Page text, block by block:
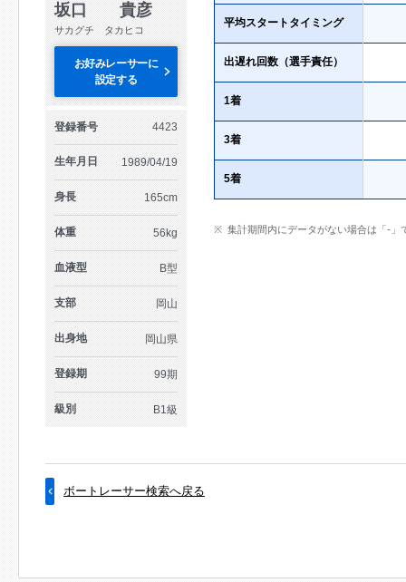
坂口 貴彦
サカグチ タカヒコ
お好みレーサーに
設定する
登録番号 4423
生年月日 1989/04/19
身長 165cm
体重 56kg
血液型 B型
支部 岡山
出身地 岡山県
登録期 99期
級別 B1級
平均スタートタイミング
出遅れ回数（選手責任）
1着
3着
5着
集計期間内にデータがない場合は「-」
ボートレーサー検索へ戻る